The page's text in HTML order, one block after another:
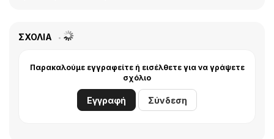
ΣΧΌΛΙΑ
Παρακαλούμε εγγραφείτε ή εισέλθετε για να γράψετε
σχόλιο
Εγγραφή Σύνδεση